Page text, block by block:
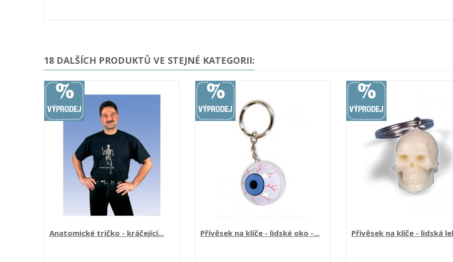
18 DALŠÍCH PRODUKTŮ VE STEJNÉ KATEGORII:
Anatomické tričko - kráčející... Přívěsek na klíče - lidské oko -... Přívěsek na klíče - lidská